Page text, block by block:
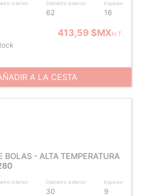
interior Diámetro exterior
62
Espesor
16
413,59 $MXH.T.
A LA CESTA
BOLAS - ALTA TEMPERATURA
interior Diámetro exterior
30
Espesor
9